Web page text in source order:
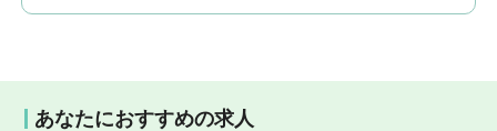
あなたにおすすめの求人